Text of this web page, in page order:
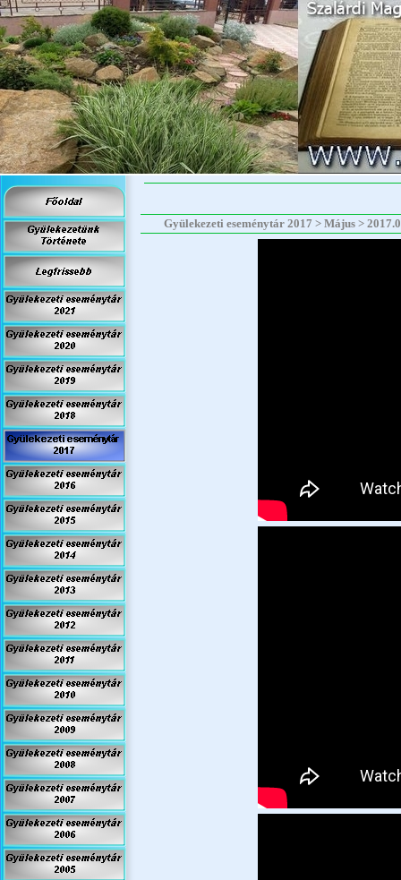
Gyülekezeti eseménytár 2017 > Május >